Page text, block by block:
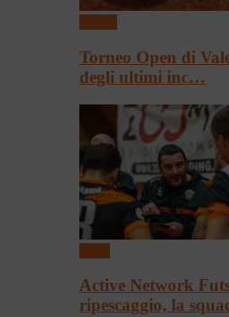
Torneo Open di
degli ultimi inc…
Active Network
ripescaggio, la